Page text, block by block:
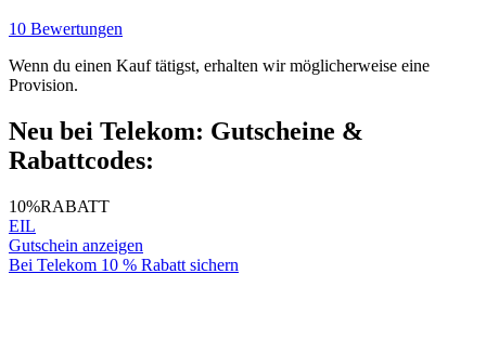
10 Bewertungen
Wenn du einen Kauf tätigst, erhalten wir möglicherweise eine
Provision.
Neu bei Telekom: Gutscheine &
Rabattcodes:
10%RABATT
EIL
Gutschein anzeigen
Bei Telekom 10 % Rabatt sichern